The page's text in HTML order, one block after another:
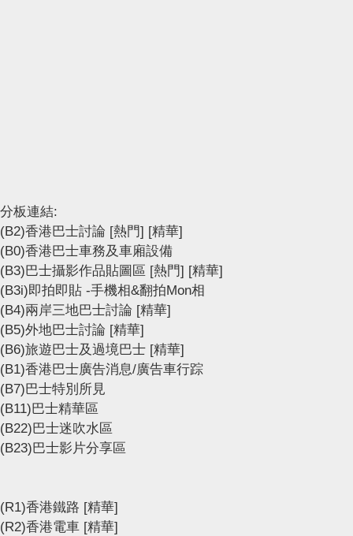
分板連結:
(B2)香港巴士討論 [熱門] [精華]
(B0)香港巴士車務及車廂設備
(B3)巴士攝影作品貼圖區 [熱門] [精華]
(B3i)即拍即貼 -手機相&翻拍Mon相
(B4)兩岸三地巴士討論 [精華]
(B5)外地巴士討論 [精華]
(B6)旅遊巴士及過境巴士 [精華]
(B1)香港巴士廣告消息/廣告車行踪
(B7)巴士特別所見
(B11)巴士精華區
(B22)巴士迷吹水區
(B23)巴士影片分享區
(R1)香港鐵路 [精華]
(R2)香港電車 [精華]